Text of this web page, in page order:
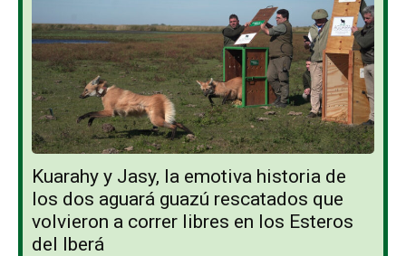
Kuarahy y Jasy, la emotiva historia de
los dos aguará guazú rescatados que
volvieron a correr libres en los Esteros
del Iberá